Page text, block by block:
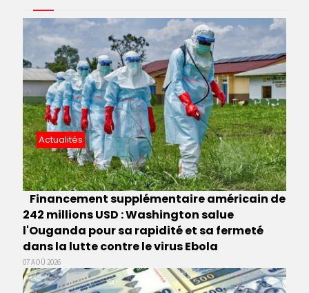
Actualités
Financement supplémentaire américain de
242 millions USD : Washington salue
l'Ouganda pour sa rapidité et sa fermeté
dans la lutte contre le virus Ebola
07 AOÛ 2026